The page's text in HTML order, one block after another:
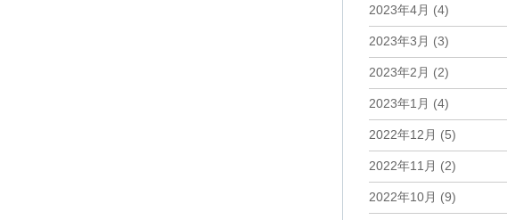
2023年4月 (4)
2023年3月 (3)
2023年2月 (2)
2023年1月 (4)
2022年12月 (5)
2022年11月 (2)
2022年10月 (9)